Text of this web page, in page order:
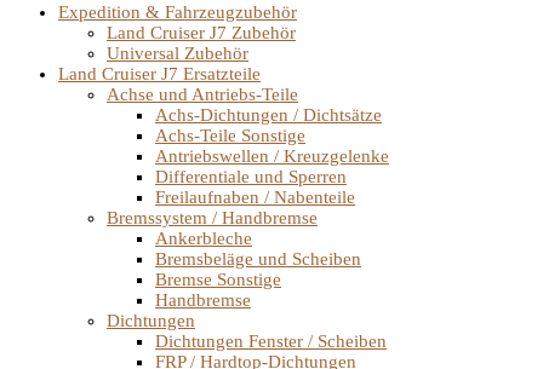
Expedition & Fahrzeugzubehör
Land Cruiser J7 Zubehör
Universal Zubehör
Land Cruiser J7 Ersatzteile
Achse und Antriebs-Teile
Achs-Dichtungen / Dichtsätze
Achs-Teile Sonstige
Antriebswellen / Kreuzgelenke
Differentiale und Sperren
Freilaufnaben / Nabenteile
Bremssystem / Handbremse
Ankerbleche
Bremsbeläge und Scheiben
Bremse Sonstige
Handbremse
Dichtungen
Dichtungen Fenster / Scheiben
FRP / Hardtop-Dichtungen